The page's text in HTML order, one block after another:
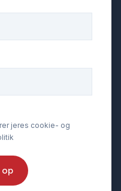
jeres cookie- og
op